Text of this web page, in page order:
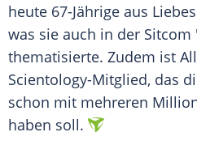
heute 67-Jährige aus
was sie auch in der Sitcom
thematisierte. Zudem ist
Scientology-Mitglied, das
schon mit mehreren
haben soll.